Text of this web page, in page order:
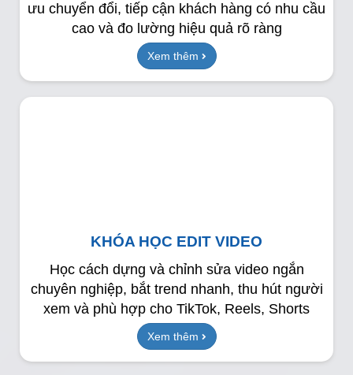
ưu chuyển đổi, tiếp cận khách hàng có nhu cầu
cao và đo lường hiệu quả rõ ràng
Xem thêm
KHÓA HỌC EDIT VIDEO
Học cách dựng và chỉnh sửa video ngắn
chuyên nghiệp, bắt trend nhanh, thu hút người
xem và phù hợp cho TikTok, Reels, Shorts
Xem thêm